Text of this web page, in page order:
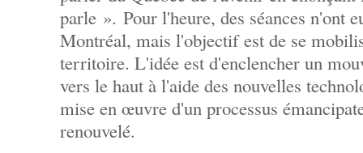
parle ». Pour l'heure, des séances n'ont
Montréal, mais l'objectif est de se
territoire. L'idée est d'enclencher un
vers le haut à l'aide des nouvelles
mise en œuvre d'un processus
renouvelé.